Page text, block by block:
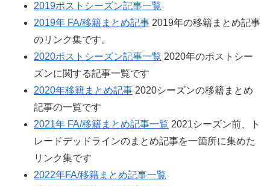
2019ポストシーズン記事一覧
2019年 FA/移籍まとめ記事 2019年の移籍まとめ記事
のリンク集です。
2020ポストシーズン記事一覧 2020年のポストシー
ズンに関する記事一覧です
2020年移籍まとめ記事 2020シーズンの移籍まとめ
記事の一覧です
2021年 FA/移籍まとめ記事一覧 2021シーズン前、ト
レードデッドラインのまとめ記事を一箇所に集めた
リンク集です
2022年FA/移籍まとめ記事一覧